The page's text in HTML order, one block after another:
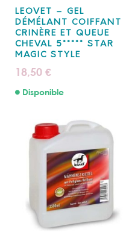
LEOVET – GEL
DÉMÉLANT COIFFANT
CRINÈRE ET QUEUE
CHEVAL 5***** STAR
MAGIC STYLE
18,50 €
Disponible